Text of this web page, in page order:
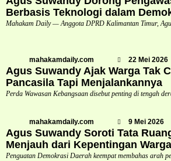
Berbasis Teknologi dalam
Mahakam Daily — Anggota DPRD Kalimantan Timur,
mahakamdaily.com 22 Mei 2026
Agus Suwandy Ajak Warga Tak
Pancasila Tapi Menjalankannya
Perda Wawasan Kebangsaan disebut penting di tengah
mahakamdaily.com 9 Mei 2026
Agus Suwandy Soroti Tata
Menjauh dari Kepentingan Warga
Penguatan Demokrasi Daerah keempat membahas arah